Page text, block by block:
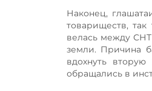
Наконец,
товариществ,
велась между
земли. Причина
вдохнуть
обращались в